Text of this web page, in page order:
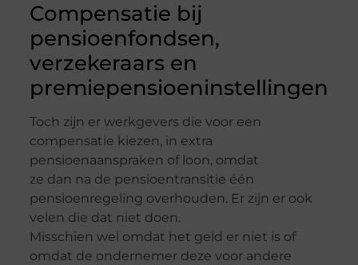
Compensatie bij
pensioenfondsen,
verzekeraars en
premiepensioeninstellingen
Toch zijn er werkgevers die voor een
compensatie kiezen, in extra
pensioenaanspraken of loon, omdat
ze dan na de pensioentransitie één
pensioenregeling overhouden. Er zijn er ook
velen die dat niet doen.
Misschien wel omdat het geld er niet is of
omdat de ondernemer deze voor andere